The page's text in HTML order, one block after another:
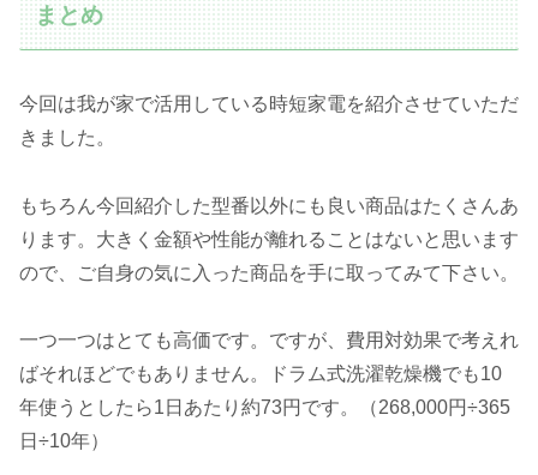
まとめ
今回は我が家で活用している時短家電を紹介させていただ
きました。
もちろん今回紹介した型番以外にも良い商品はたくさんあ
ります。大きく金額や性能が離れることはないと思います
ので、ご自身の気に入った商品を手に取ってみて下さい。
一つ一つはとても高価です。ですが、費用対効果で考えれ
ばそれほどでもありません。ドラム式洗濯乾燥機でも10
年使うとしたら1日あたり約73円です。（268,000円÷365
日÷10年）